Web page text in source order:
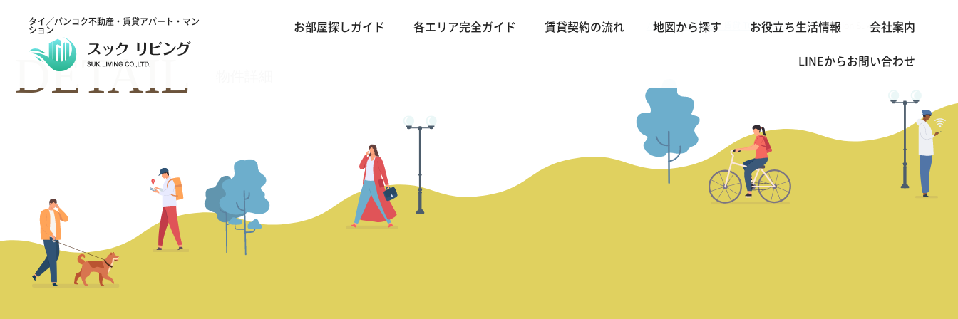
タイ／バンコク不動産・賃貸アパート・マン
ション
お部屋探しガイド 各エリア完全ガイド 賃貸契約の流れ 地図から探す お役立ち生活情報 会社案内
LINEからお問い合わせ
バンコクの不動産・賃貸 TOP>2BED> Prime Mansion Sukhumvit 31
DETAIL